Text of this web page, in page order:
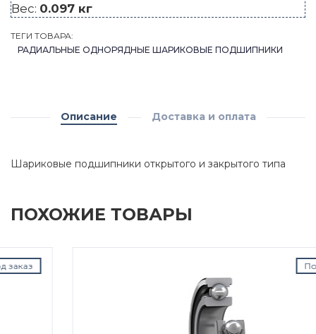
Вес: 0.097 кг
ТЕГИ ТОВАРА:
РАДИАЛЬНЫЕ ОДНОРЯДНЫЕ ШАРИКОВЫЕ ПОДШИПНИКИ
Описание Доставка и оплата
Шариковые подшипники открытого и закрытого типа
ПОХОЖИЕ ТОВАРЫ